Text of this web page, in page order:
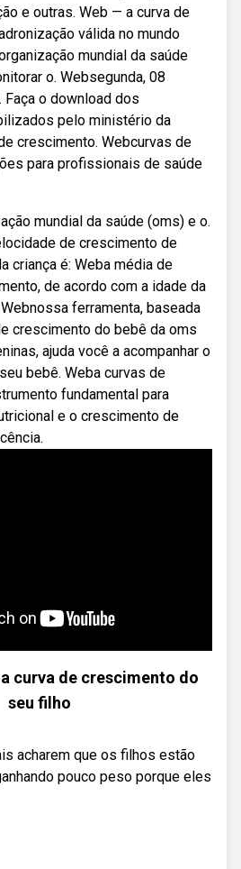
e outras. Web — a curva de
válida no mundo
mundial da saúde
o. Websegunda, 08
o download dos
pelo ministério da
crescimento. Webcurvas de
para profissionais de saúde
mundial da saúde (oms) e o.
de crescimento de
criança é: Weba média de
de acordo com a idade da
ferramenta, baseada
crescimento do bebê da oms
ajuda você a acompanhar o
bebê. Weba curvas de
fundamental para
e o crescimento de
curva de crescimento do
seu filho
acharem que os filhos estão
pouco peso porque eles